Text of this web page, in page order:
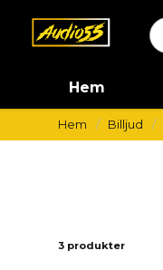
Hem
Hem Billjud
3 produkter